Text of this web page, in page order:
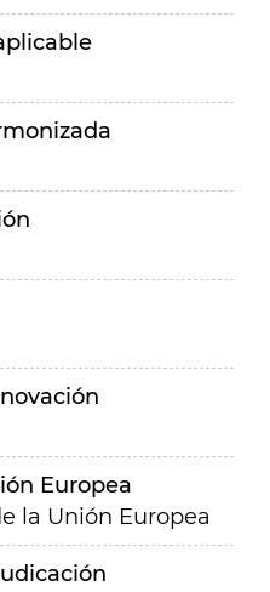
Europea
la Unión Europea